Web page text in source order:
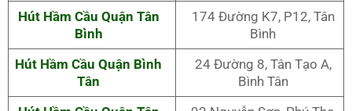
Hút Hầm Cầu Quận Tân
Bình
174 Đường K7, P12, Tân
Bình
Hút Hầm Cầu Quận Bình
Tân
24 Đường 8, Tân Tạo A,
Bình Tân